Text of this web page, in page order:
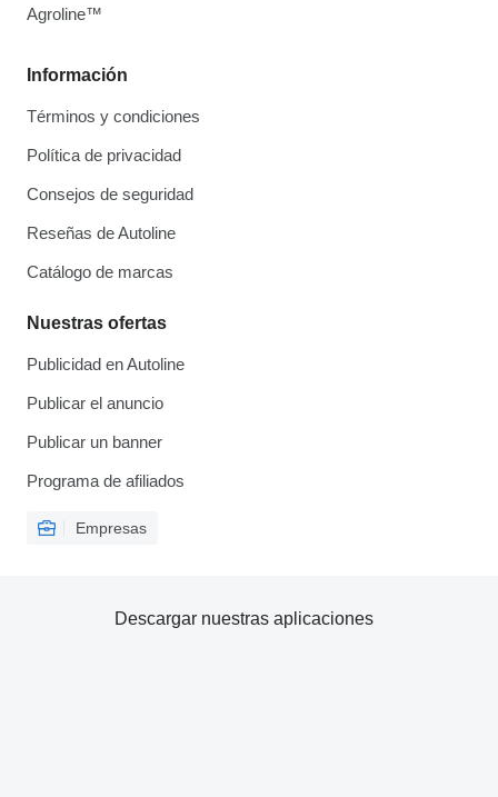
Información
Términos y condiciones
Política de privacidad
Consejos de seguridad
Reseñas de Autoline
Catálogo de marcas
Nuestras ofertas
Publicidad en Autoline
Publicar el anuncio
Publicar un banner
Programa de afiliados
Empresas
Agroline™
Descargar nuestras aplicaciones